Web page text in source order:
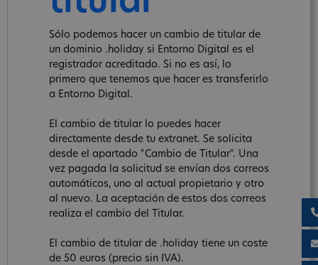
Sólo podemos hacer un cambio de titular de
un dominio .holiday si Entorno Digital es el
registrador acreditado. Si no es así, lo
primero que tenemos que hacer es transferirlo
a Entorno Digital.
El cambio de titular lo puedes hacer
directamente desde tu extranet. Se solicita
desde el apartado "Cambio de Titular". Una
vez pagada la solicitud se envían dos correos
automáticos, uno al actual propietario y otro
al nuevo. La aceptación de estos dos correos
realiza el cambio del Titular.
El cambio de titular de .holiday tiene un coste
de 50 euros (precio sin IVA).